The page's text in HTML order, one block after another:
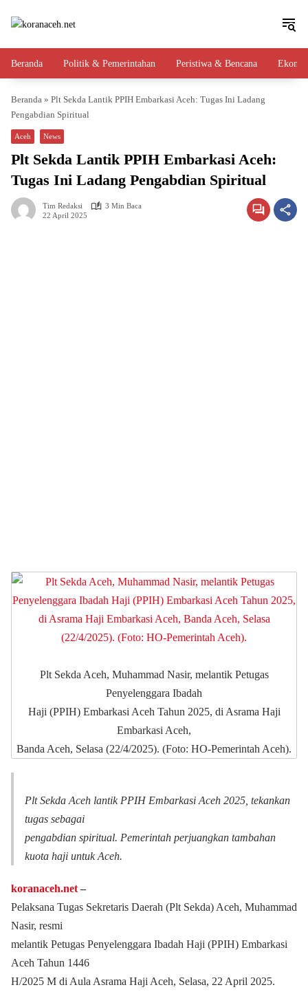
Beranda Politik & Pemerintahan Peristiwa & Bencana
Beranda » Plt Sekda Lantik PPIH Embarkasi Aceh: Tugas Ini Ladang
Pengabdian Spiritual
Aceh News
Plt Sekda Lantik PPIH Embarkasi Aceh:
Tugas Ini Ladang Pengabdian Spiritual
Tim Redaksi
3 Min Baca
22 April 2025
Plt Sekda Aceh, Muhammad Nasir, melantik Petugas
Penyelenggara Ibadah
Haji (PPIH) Embarkasi Aceh Tahun 2025, di Asrama Haji
Embarkasi Aceh,
Banda Aceh, Selasa (22/4/2025). (Foto: HO-Pemerintah Aceh).
Plt Sekda Aceh lantik PPIH Embarkasi Aceh 2025, tekankan
tugas sebagai
pengabdian spiritual. Pemerintah perjuangkan tambahan
kuota haji untuk Aceh.
koranaceh.net –
Pelaksana Tugas Sekretaris Daerah (Plt Sekda) Aceh, Muhammad
Nasir, resmi
melantik Petugas Penyelenggara Ibadah Haji (PPIH) Embarkasi
Aceh Tahun 1446
H/2025 M di Aula Asrama Haji Aceh, Selasa, 22 April 2025.